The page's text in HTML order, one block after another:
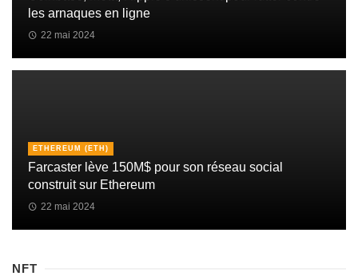
les arnaques en ligne
22 mai 2024
ETHEREUM (ETH)
Farcaster lève 150M$ pour son réseau social
construit sur Ethereum
22 mai 2024
NFT